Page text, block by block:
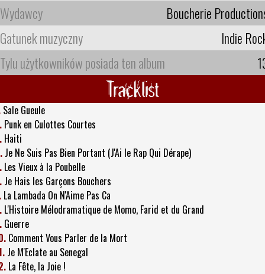
Wydawcy
Boucherie
Gatunek muzyczny
Indie
Tylu użytkowników posiada ten album
Tracklist
Sale Gueule
Punk en Culottes Courtes
Haiti
Je Ne Suis Pas Bien Portant (J'Ai le Rap Qui Dérape)
Les Vieux à la Poubelle
Je Hais les Garçons Bouchers
La Lambada On N'Aime Pas Ca
L'Histoire Mélodramatique de Momo, Farid et du Grand
Guerre
Comment Vous Parler de la Mort
Je M'Eclate au Senegal
La Fête, la Joie !